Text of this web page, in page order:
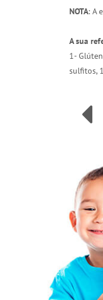
NOTA: A
A sua
1-
sulfitos,